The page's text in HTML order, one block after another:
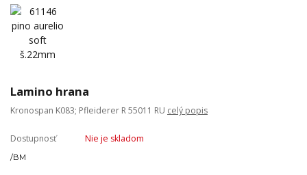
Lamino hrana
Kronospan K083; Pfleiderer R 55011 RU celý popis
Dostupnosť Nie je skladom
/BM